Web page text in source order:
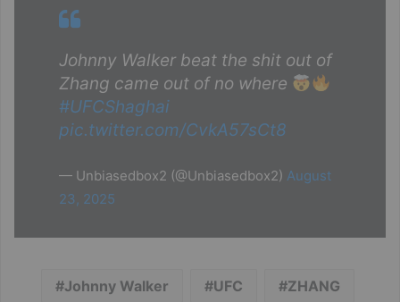
Johnny Walker beat the shit out of
Zhang came out of no where
#UFCShaghai
pic.twitter.com/CvkA57sCt8
— Unbiasedbox2 (@Unbiasedbox2) August
23, 2025
Johnny Walker UFC ZHANG